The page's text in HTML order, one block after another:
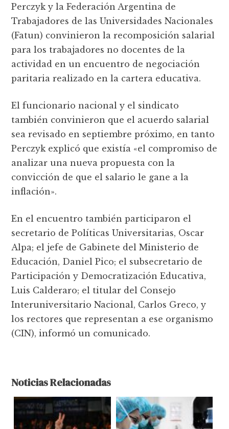
Perczyk y la Federación Argentina de
Trabajadores de las Universidades Nacionales
(Fatun) convinieron la recomposición salarial
para los trabajadores no docentes de la
actividad en un encuentro de negociación
paritaria realizado en la cartera educativa.
El funcionario nacional y el sindicato
también convinieron que el acuerdo salarial
sea revisado en septiembre próximo, en tanto
Perczyk explicó que existía «el compromiso de
analizar una nueva propuesta con la
convicción de que el salario le gane a la
inflación».
En el encuentro también participaron el
secretario de Políticas Universitarias, Oscar
Alpa; el jefe de Gabinete del Ministerio de
Educación, Daniel Pico; el subsecretario de
Participación y Democratización Educativa,
Luis Calderaro; el titular del Consejo
Interuniversitario Nacional, Carlos Greco, y
los rectores que representan a ese organismo
(CIN), informó un comunicado.
Noticias Relacionadas